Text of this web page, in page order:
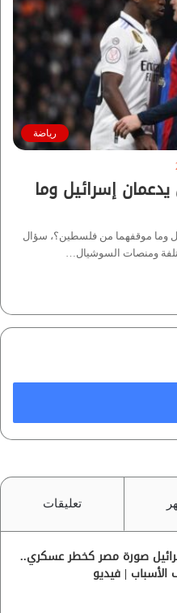
رياضة
إسرائيل وما
وما موقفهما من فلسطين؟، سؤال
ومنصات السوشيال…
تعليقات
صورة مصر كخطر عسكري..
| فيديو